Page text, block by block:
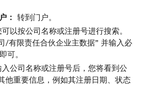
： 转到门户。
可以按公司名称或注册号进行搜索。
/有限责任合伙企业主数据” 并输入必
可。
入公司名称或注册号后，您将看到公
他重要信息，例如其注册日期、状态